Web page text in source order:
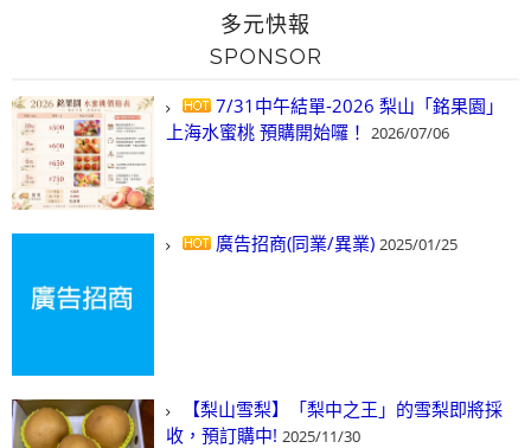
多元快報
SPONSOR
7/31中午結單-2026 梨山「銘果園」
上海水蜜桃 預購開始囉！ 2026/07/06
廣告招商(同業/異業) 2025/01/25
【梨山雪梨】「梨中之王」的雪梨即將採
收，預訂購中! 2025/11/30